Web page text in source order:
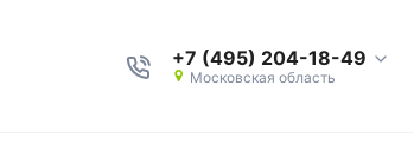
+7 (495) 204-18-49
Московская область